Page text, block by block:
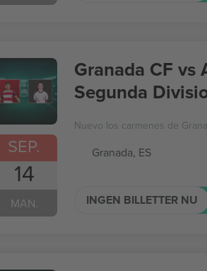
SEP.
14
MAN.
Granada CF
Segunda
Nuevo los carmenes de
Granada, ES
INGEN BILLETTER NU